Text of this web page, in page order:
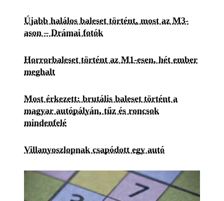
Újabb halálos baleset történt, most az M3-
ason – Drámai fotók
Horrorbaleset történt az M1-esen, hét ember
meghalt
Most érkezett: brutális baleset történt a
magyar autópályán, tűz és roncsok
mindenfelé
Villanyoszlopnak csapódott egy autó